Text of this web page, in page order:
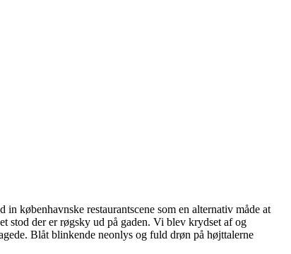
københavnske restaurantscene som en alternativ måde at
stod der er røgsky ud på gaden. Vi blev krydset af og
Blåt blinkende neonlys og fuld drøn på højttalerne